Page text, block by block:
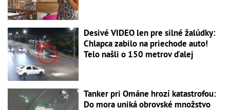
Desivé VIDEO len pre silné žalúdky:
Chlapca zabilo na priechode auto!
Telo našli o 150 metrov ďalej
Tanker pri Ománe hrozí katastrofou:
Do mora uniká obrovské množstvo